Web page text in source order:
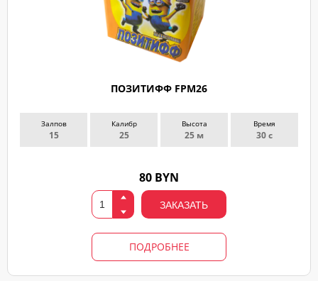
ПОЗИТИФФ FPM26
Залпов
15
Калибр
25
Высота
25 м
Время
30 с
80 BYN
ЗАКАЗАТЬ
ПОДРОБНЕЕ